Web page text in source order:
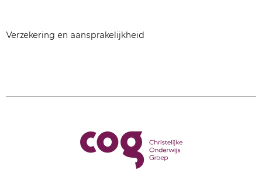
Verzekering en aansprakelijkheid